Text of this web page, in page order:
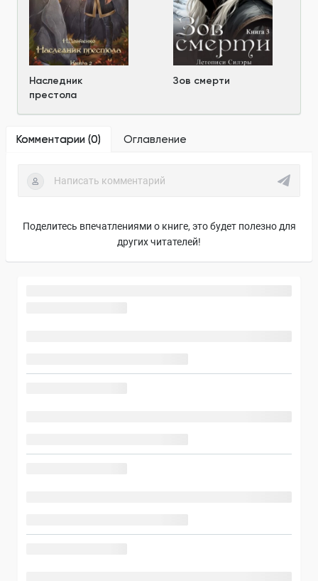
Наследник
престола
Зов смерти
Комментарии (0) Оглавление
Поделитесь впечатлениями о книге, это будет полезно для
других читателей!